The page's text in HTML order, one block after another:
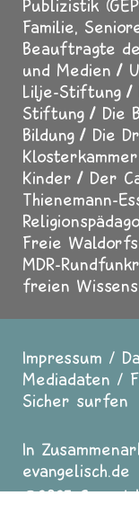
Publizistik
Familie,
Beauftragte
und Medien
Lilje-Stiftung
Stiftung
Die
Bildung
Die
Kinder
Der
Thienemann-
Freie
MDR-
freien
Fußzeile
Impressum
Mediadaten
Sicher surfen
In
evangelisch.de
2025